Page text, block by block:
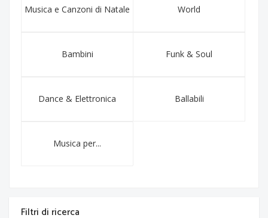
Musica e Canzoni di Natale World
Bambini Funk & Soul
Dance & Elettronica Ballabili
Musica per...
Filtri di ricerca